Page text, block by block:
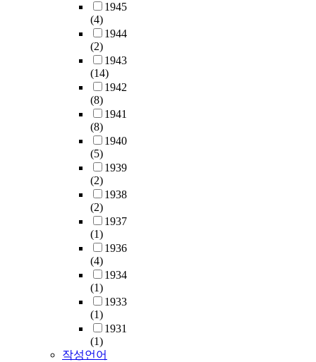
1945
(4)
1944
(2)
1943
(14)
1942
(8)
1941
(8)
1940
(5)
1939
(2)
1938
(2)
1937
(1)
1936
(4)
1934
(1)
1933
(1)
1931
(1)
작성언어